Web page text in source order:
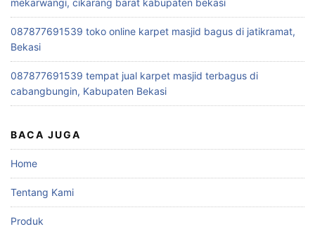
087877691539 toko online karpet masjid bagus di jatikramat,
Bekasi
087877691539 tempat jual karpet masjid terbagus di
cabangbungin, Kabupaten Bekasi
BACA JUGA
Home
Tentang Kami
Produk